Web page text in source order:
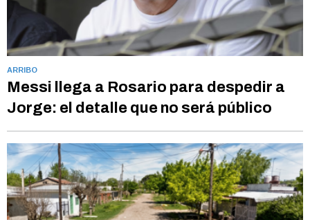
ARRIBO
Messi llega a Rosario para despedir a
Jorge: el detalle que no será público